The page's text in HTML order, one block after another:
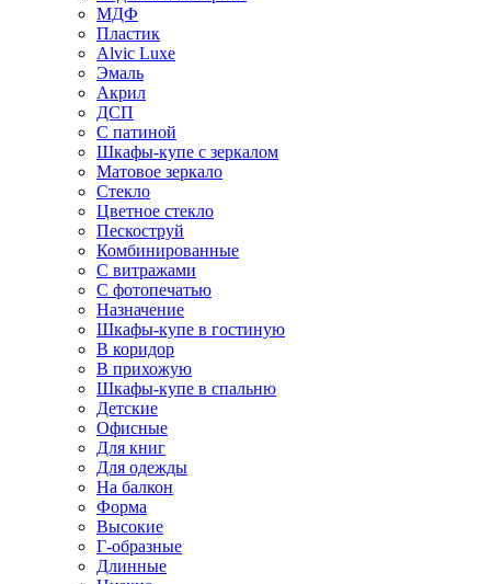
МДФ
Пластик
Alvic Luxe
Эмаль
Акрил
ДСП
С патиной
Шкафы-купе с зеркалом
Матовое зеркало
Стекло
Цветное стекло
Пескоструй
Комбинированные
С витражами
С фотопечатью
Назначение
Шкафы-купе в гостиную
В коридор
В прихожую
Шкафы-купе в спальню
Детские
Офисные
Для книг
Для одежды
На балкон
Форма
Высокие
Г-образные
Длинные